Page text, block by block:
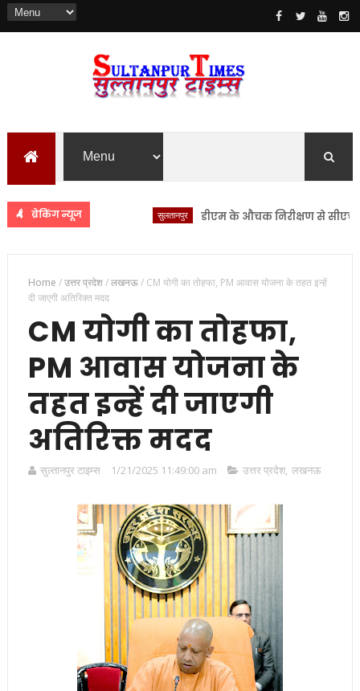
ब्रेकिंग न्यूज डीएम के औचक निरीक्षण से सीएचसी
Home /उत्तर प्रदेश/लखनऊ/ CM योगी का तोहफा, PM आवास योजना के तहत इन्हें
दी जाएगी अतिरिक्त मदद
CM योगी का तोहफा,
PM आवास योजना के
तहत इन्हें दी जाएगी
अतिरिक्त मदद
सुल्तानपुर टाइम्स 1/21/2025 11:49:00 am उत्तर प्रदेश, लखनऊ